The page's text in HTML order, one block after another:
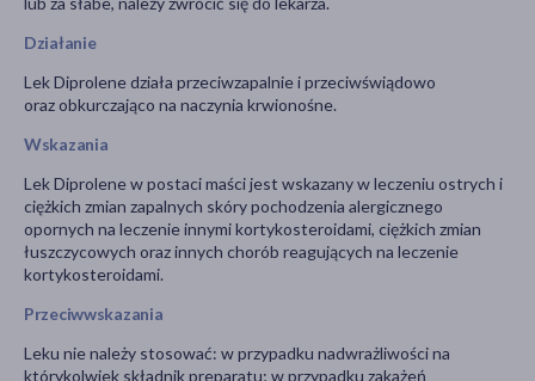
Działanie
Lek Diprolene działa przeciwzapalnie i przeciwświądowo
oraz obkurczająco na naczynia krwionośne.
Wskazania
Lek Diprolene w postaci maści jest wskazany w leczeniu ostrych i
ciężkich zmian zapalnych skóry pochodzenia alergicznego
opornych na leczenie innymi kortykosteroidami, ciężkich zmian
łuszczycowych oraz innych chorób reagujących na leczenie
kortykosteroidami.
Przeciwwskazania
Leku nie należy stosować: w przypadku nadwrażliwości na
którykolwiek składnik preparatu; w przypadku zakażeń